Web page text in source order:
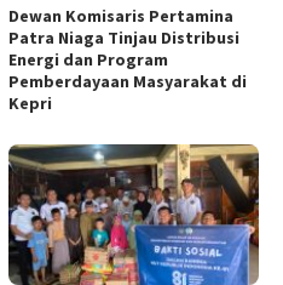
Dewan Komisaris Pertamina
Patra Niaga Tinjau Distribusi
Energi dan Program
Pemberdayaan Masyarakat di
Kepri